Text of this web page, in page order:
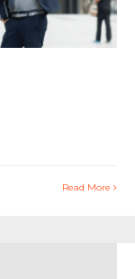
Read More